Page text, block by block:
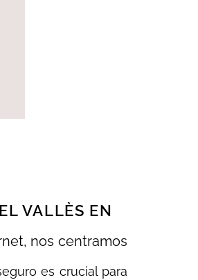
VALLÈS EN
nos centramos
es crucial para